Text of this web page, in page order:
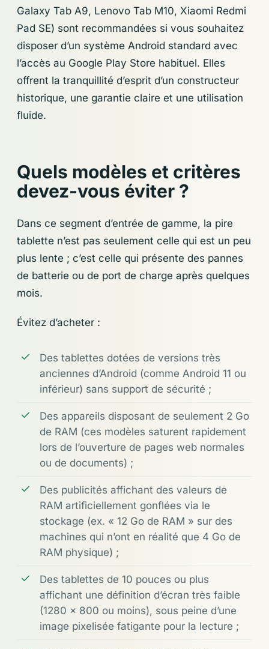
Galaxy Tab A9, Lenovo Tab M10, Xiaomi Redmi
Pad SE) sont recommandées si vous souhaitez
disposer d’un système Android standard avec
l’accès au Google Play Store habituel. Elles
offrent la tranquillité d’esprit d’un constructeur
historique, une garantie claire et une utilisation
fluide.
Quels modèles et critères
devez-vous éviter ?
Dans ce segment d’entrée de gamme, la pire
tablette n’est pas seulement celle qui est un peu
plus lente ; c’est celle qui présente des pannes
de batterie ou de port de charge après quelques
mois.
Évitez d’acheter :
Des tablettes dotées de versions très
anciennes d’Android (comme Android 11 ou
inférieur) sans support de sécurité ;
Des appareils disposant de seulement 2 Go
de RAM (ces modèles saturent rapidement
lors de l’ouverture de pages web normales
ou de documents) ;
Des publicités affichant des valeurs de
RAM artificiellement gonflées via le
stockage (ex. « 12 Go de RAM » sur des
machines qui n’ont en réalité que 4 Go de
RAM physique) ;
Des tablettes de 10 pouces ou plus
affichant une définition d’écran très faible
(1280 x 800 ou moins), sous peine d’une
image pixelisée fatigante pour la lecture ;